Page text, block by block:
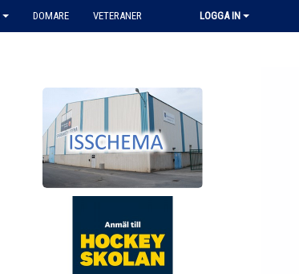
DOMARE VETERANER LOGGA IN